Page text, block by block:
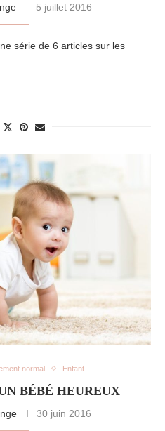
5 juillet 2016
série de 6 articles sur les
normal Enfant
BÉBÉ HEUREUX
30 juin 2016